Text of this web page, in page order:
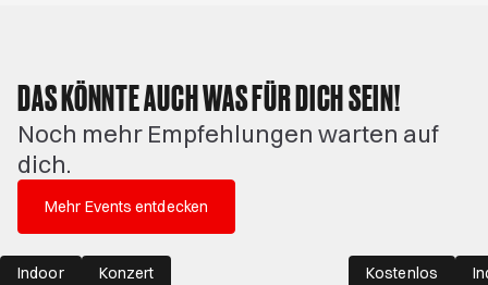
DAS KÖNNTE AUCH WAS FÜR DICH SEIN!
Noch mehr Empfehlungen warten auf
dich.
Mehr Events entdecken
Indoor Konzert Kostenlos